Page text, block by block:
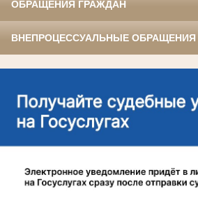
ОБРАЩЕНИЯ ГРАЖДАН
ВНЕПРОЦЕССУАЛЬНЫЕ ОБРАЩЕНИЯ